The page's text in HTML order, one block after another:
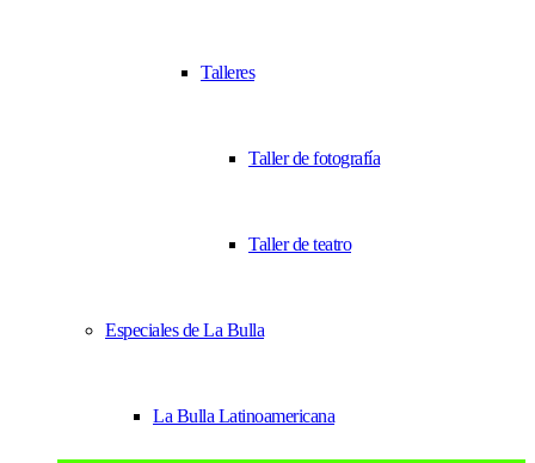
Talleres
Taller de fotografía
Taller de teatro
Especiales de La Bulla
La Bulla Latinoamericana